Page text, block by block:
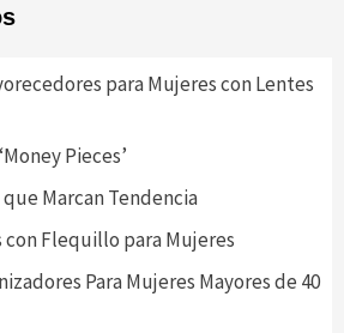
para Mujeres con Lentes
Pieces’
Marcan Tendencia
con Flequillo para Mujeres
Para Mujeres Mayores de 40